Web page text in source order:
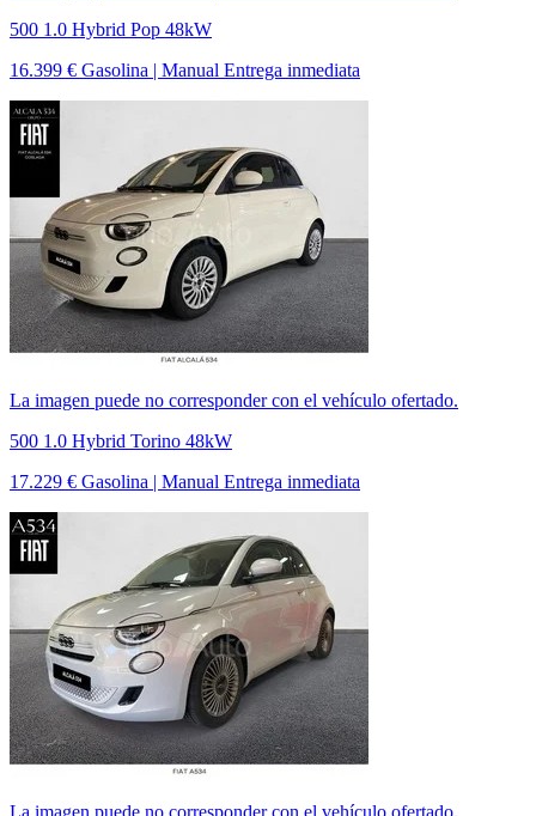
500 1.0 Hybrid Pop 48kW
16.399 € Gasolina | Manual Entrega inmediata
La imagen puede no corresponder con el vehículo ofertado.
500 1.0 Hybrid Torino 48kW
17.229 € Gasolina | Manual Entrega inmediata
La imagen puede no corresponder con el vehículo ofertado.